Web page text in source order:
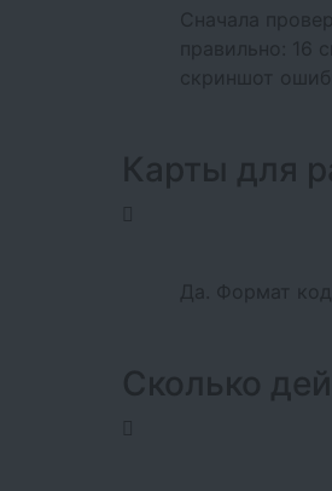
Сначала
правильно:
скриншот
Карты для
Да. Формат
Сколько